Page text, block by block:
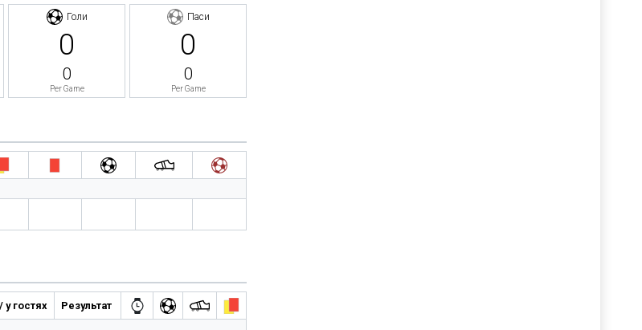
Голи
0
0
Per Game
Паси
0
0
Per Game
гостях Результат